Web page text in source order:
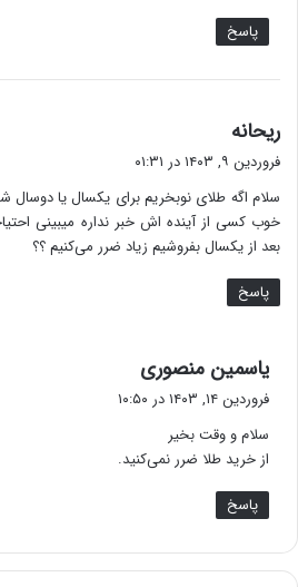
پاسخ
ریحانه
ف فروردین ۹, ۱۴۰۳ در ۰۱:۳۱
سلام اگه طلای نو‌بخریم برای یکسال یا دوسال
خوب کسی از آینده اش خبر نداره میبینی
بعد از یکسال بفروشیم زیاد ضرر می‌کنیم ؟؟
پاسخ
یاسمین منصوری
ف
فروردین ۱۴, ۱۴۰۳ در ۱۰:۵۰
سلام و وقت بخیر
از خرید طلا ضرر نمی‌کنید.
پاسخ